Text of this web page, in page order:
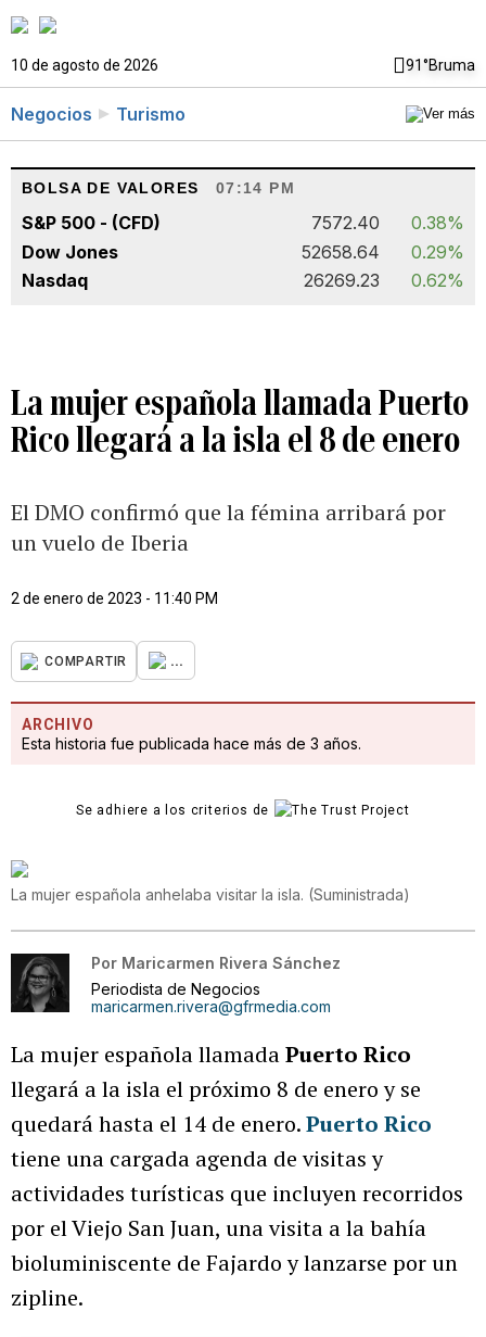
10 de agosto de 2026 91°Bruma
Negocios Turismo
BOLSA DE VALORES 07:14 PM
S&P 500 - (CFD) 7572.40
0.38%
Dow Jones
52658.64
0.29%
Nasdaq
26269.23 0.62%
La mujer española llamada Puerto
Rico llegará a la isla el 8 de enero
El DMO confirmó que la fémina arribará por
un vuelo de Iberia
2 de enero de 2023 - 11:40 PM
COMPARTIR ...
ARCHIVO
Esta historia fue publicada hace más de 3 años.
Se adhiere a los criterios de
La mujer española anhelaba visitar la isla. (Suministrada)
Por Maricarmen Rivera Sánchez
Periodista de Negocios
maricarmen.rivera@gfrmedia.com
La mujer española llamadaPuerto Rico
llegará a la isla el próximo 8 de enero y se
quedará hasta el 14 de enero.Puerto Rico
tiene una cargada agenda de visitas y
actividades turísticas que incluyen recorridos
por el Viejo San Juan, una visita a la bahía
bioluminiscente de Fajardo y lanzarse por un
zipline.